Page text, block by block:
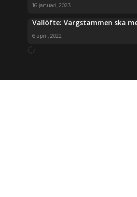
16 januari, 2023
Vallöfte: Vargstammen ska
6 april, 2022